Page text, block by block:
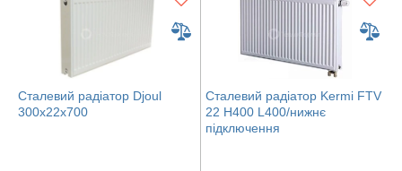
Сталевий радіатор Djoul
300х22х700
Сталевий радіатор Kermi FTV
22 H400 L400/нижнє
підключення